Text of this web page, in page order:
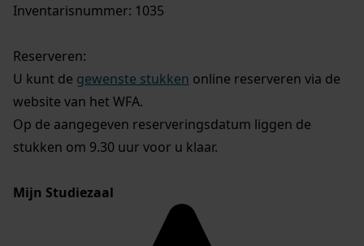
Inventarisnummer: 1035
Reserveren:
U kunt de gewenste stukken online reserveren via de
website van het WFA.
Op de aangegeven reserveringsdatum liggen de
stukken om 9.30 uur voor u klaar.
Mijn Studiezaal